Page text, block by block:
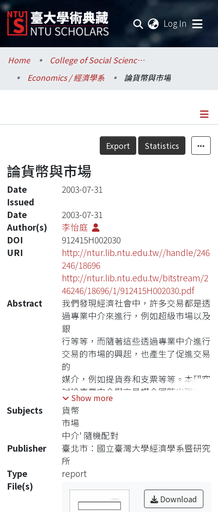
Log In
Communities & Collections
Research Outputs
Statistics
Home
College of Social Sciences / 社會科學院
Economics / 經濟學系
論貨幣與市場
Details
Export Statistics
論貨幣與市場
Date
Issued
2003-07-31
Date
2003-07-31
Author(s)
李怡庭
DOI
912415H002030
URI
http://ntur.lib.ntu.edu.tw//handle/246
246/18696
http://ntur.lib.ntu.edu.tw/bitstream/2
46246/18696/1/912415H002030.pdf
Abstract
我們發現經濟社會中，許多交易都是透
過專業中介來進行，例如超級市場以及
銀
行等等，而隨著這些透過專業中介進行
交易的市場的興起，也產生了促進交易
的
媒介，例如提貨券和支票等等。本研究
討論專業中介與交易媒介同時出現以解
決
交易障礙的問題。在一個有欲望雙重不
一致、充滿交易困難的經濟體中，其交
易
機會是不確定、隨機的。人們可以選擇
成為專業中介商、建立沒有交易障礙的
有
組織性的市場，並且以專業中介商發行
的私人債務工具來進行交易。由於非組
Show more
Subjects
貨幣
市場
中介' 隨機配對
Publisher
臺北市：國立臺灣大學經濟學系暨研究
所
Type
report
File(s)
Download